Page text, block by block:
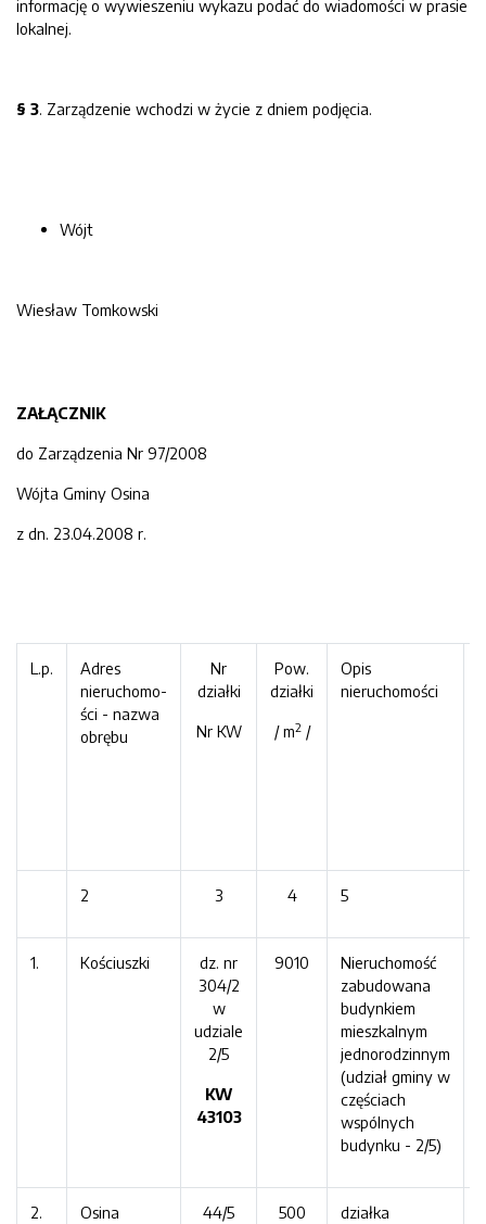
informację o wywieszeniu wykazu podać do wiadomości w prasie
lokalnej.
§ 3. Zarządzenie wchodzi w życie z dniem podjęcia.
Wójt
Wiesław Tomkowski
ZAŁĄCZNIK
do Zarządzenia Nr 97/2008
Wójta Gminy Osina
z dn. 23.04.2008 r.
L.p.
Adres
nieruchomo-
ści - nazwa
obrębu
Nr
działki
Nr KW
Pow.
działki
/ m2/
Opis
nieruchomości
2 3 4 5
1. Kościuszki
dz. nr
304/2
w
udziale
2/5
KW
43103
9010
Nieruchomość
zabudowana
budynkiem
mieszkalnym
jednorodzinnym
(udział gminy w
częściach
wspólnych
budynku - 2/5)
2. Osina 44/5 500
działka